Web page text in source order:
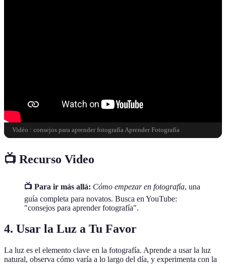
Vidéo : consejos para aprender fotografía Aprender Fotografía
📺 Recurso Video
📺 Para ir más allá: Cómo empezar en fotografía, una
guía completa para novatos. Busca en YouTube:
"consejos para aprender fotografía".
4. Usar la Luz a Tu Favor
La luz es el elemento clave en la fotografía. Aprende a usar la luz
natural, observa cómo varía a lo largo del día, y experimenta con la